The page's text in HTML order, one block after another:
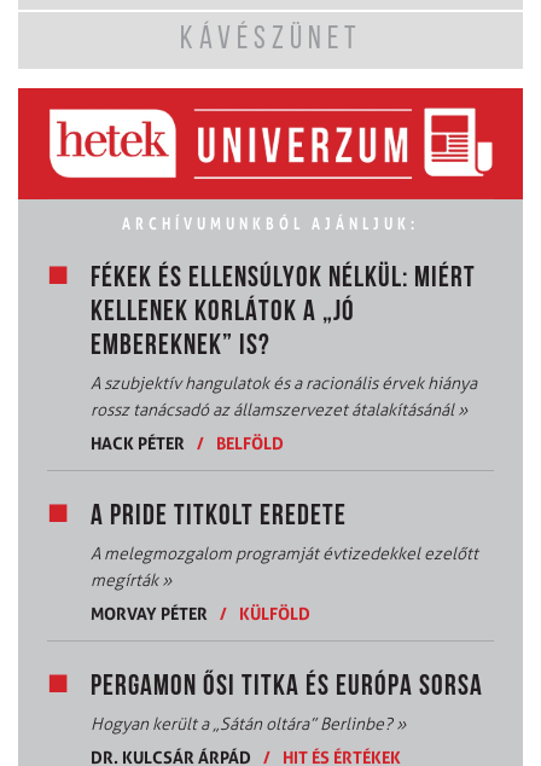
KÁVÉSZÜNET
ARCHÍVUMUNKBÓL AJÁNLJUK:
FÉKEK ÉS ELLENSÚLYOK NÉLKÜL: MIÉRT
KELLENEK KORLÁTOK A „JÓ
EMBEREKNEK” IS?
A szubjektív hangulatok és a racionális érvek hiánya
rossz tanácsadó az államszervezet átalakításánál»
HACK PÉTER
/ BELFÖLD
A PRIDE TITKOLT EREDETE
A melegmozgalom programját évtizedekkel ezelőtt
megírták»
MORVAY PÉTER
/ KÜLFÖLD
PERGAMON ŐSI TITKA ÉS EURÓPA SORSA
Hogyan került a „Sátán oltára” Berlinbe?»
DR. KULCSÁR ÁRPÁD
/ HIT ÉS ÉRTÉKEK